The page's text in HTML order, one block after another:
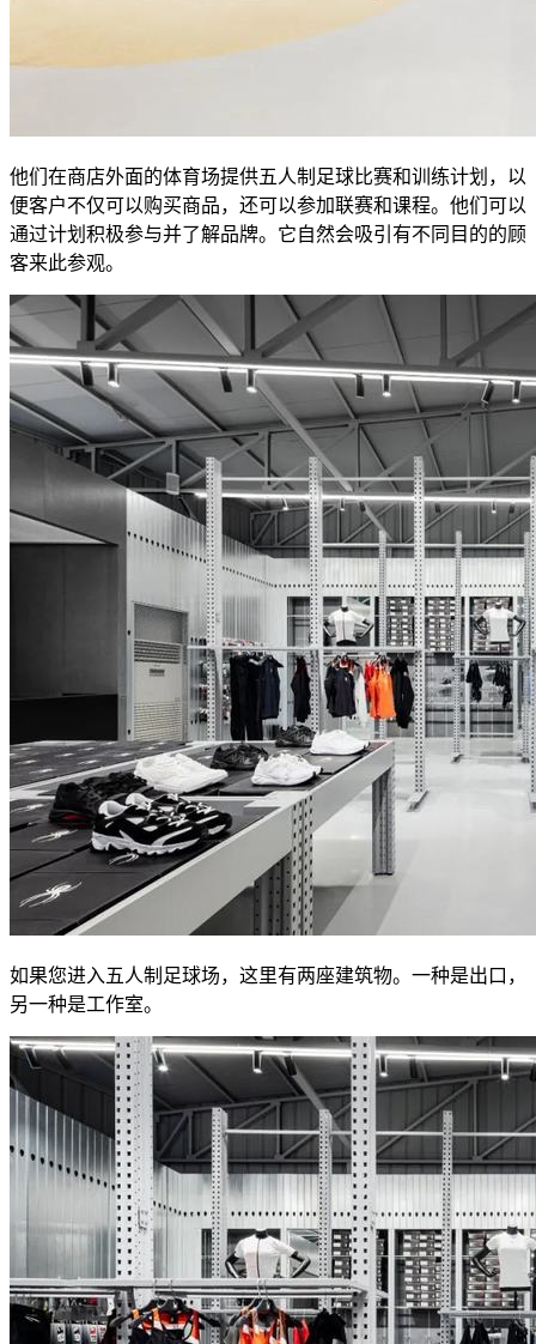
他们在商店外面的体育场提供五人制足球比赛和训练计划，以
便客户不仅可以购买商品，还可以参加联赛和课程。他们可以
通过计划积极参与并了解品牌。它自然会吸引有不同目的的顾
客来此参观。
如果您进入五人制足球场，这里有两座建筑物。一种是出口，
另一种是工作室。